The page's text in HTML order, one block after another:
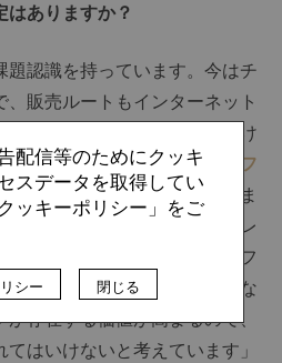
はありますか？
認識を持っています。今はチ
販売ルートもインターネット
たスタジアムに来場いただけ
年から『FRO CAFÉ（フロカフ
所としてオープンしました。ま
ジョンとしてはフロンターレ
トショップ』の飲食店などにフ
遊びに行ってもらえるようにな
存在する価値が高まるので、
はいけないと考えています」
配信等のためにクッキ
スデータを取得してい
ッキーポリシー」をご
シー 閉じる